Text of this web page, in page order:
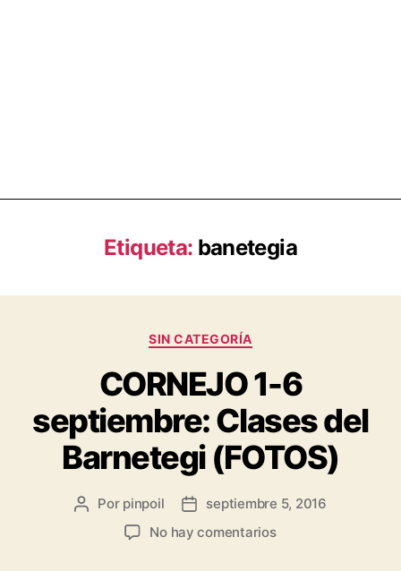
Etiqueta: banetegia
SIN CATEGORÍA
CORNEJO 1-6
septiembre: Clases del
Barnetegi (FOTOS)
Por pinpoil
septiembre 5, 2016
No hay comentarios